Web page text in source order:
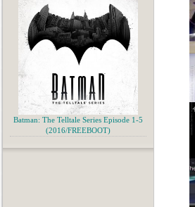
Batman: The Telltale Series Episode 1-5
(2016/FREEBOOT)